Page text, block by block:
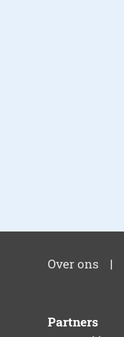
Over ons |
Partners